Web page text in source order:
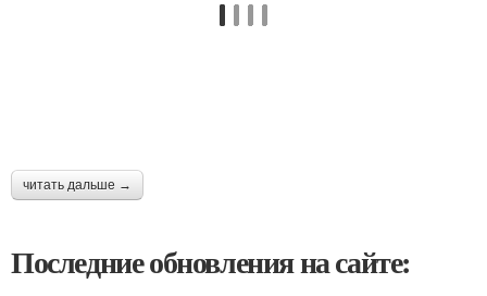
читать дальше →
Последние обновления на сайте: